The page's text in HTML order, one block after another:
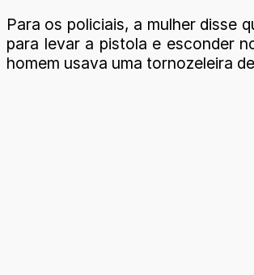
Para os policiais, a mulher disse
para levar a pistola e esconder
homem usava uma tornozeleira